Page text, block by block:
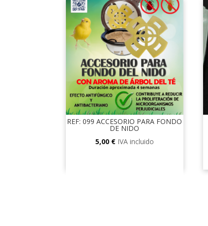
REF: 099 ACCESORIO PARA FONDO
DE NIDO
5,00 € IVA incluido